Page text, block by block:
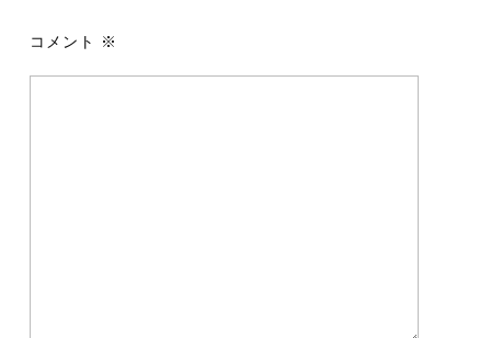
コメント ※